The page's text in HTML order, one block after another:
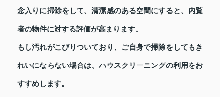
念入りに掃除をして、清潔感のある空間にすると、内覧
者の物件に対する評価が高まります。
もし汚れがこびりついており、ご自身で掃除をしてもき
れいにならない場合は、ハウスクリーニングの利用をお
すすめします。